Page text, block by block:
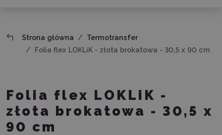
Strona główna
Termotransfer
Folia flex LOKLiK - złota brokatowa - 30,5 x 90 cm
Folia flex LOKLiK -
złota brokatowa - 30,5 x
90 cm